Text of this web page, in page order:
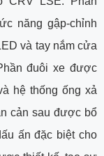
năng gập-chỉnh
và tay nắm cửa
đuôi xe được
hệ thống ống xả
cản sau được bổ
ấn đặc biệt cho